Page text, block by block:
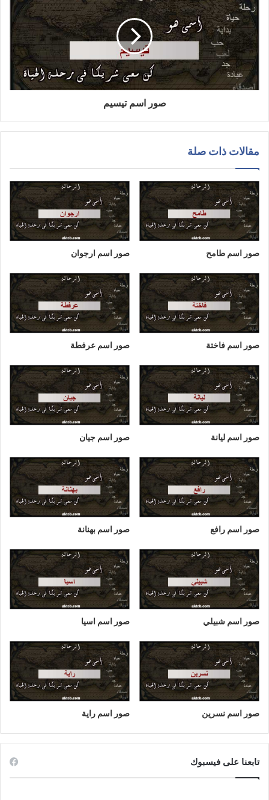
صور اسم تيسيم
مقالات ذات صلة
صور اسم طامح صور اسم ارجوان
صور اسم فاختة صور اسم عرفطة
صور اسم ليانة صور اسم جيان
صور اسم رافع صور اسم بهنانة
صور اسم شبيلي صور اسم اسيا
صور اسم نسرين صور اسم راية
تابعنا على فيسبوك